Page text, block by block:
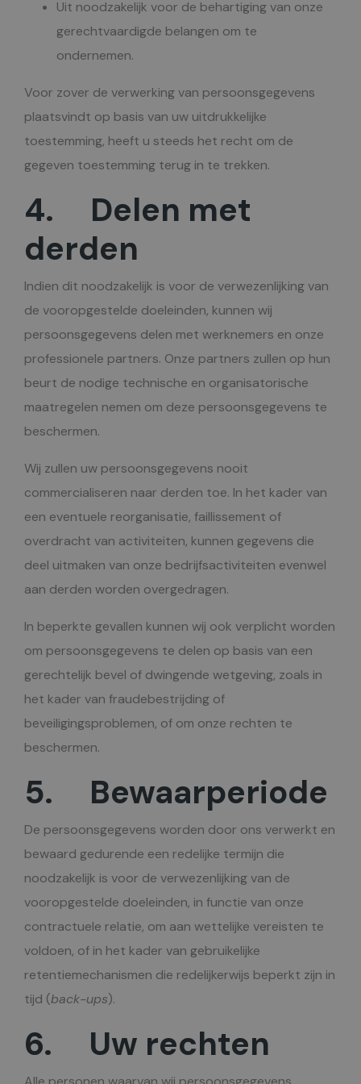
Uit noodzakelijk voor de behartiging van onze
gerechtvaardigde belangen om te
ondernemen.
Voor zover de verwerking van persoonsgegevens
plaatsvindt op basis van uw uitdrukkelijke
toestemming, heeft u steeds het recht om de
gegeven toestemming terug in te trekken.
4. Delen met
derden
Indien dit noodzakelijk is voor de verwezenlijking van
de vooropgestelde doeleinden, kunnen wij
persoonsgegevens delen met werknemers en onze
professionele partners. Onze partners zullen op hun
beurt de nodige technische en organisatorische
maatregelen nemen om deze persoonsgegevens te
beschermen.
Wij zullen uw persoonsgegevens nooit
commercialiseren naar derden toe. In het kader van
een eventuele reorganisatie, faillissement of
overdracht van activiteiten, kunnen gegevens die
deel uitmaken van onze bedrijfsactiviteiten evenwel
aan derden worden overgedragen.
In beperkte gevallen kunnen wij ook verplicht worden
om persoonsgegevens te delen op basis van een
gerechtelijk bevel of dwingende wetgeving, zoals in
het kader van fraudebestrijding of
beveiligingsproblemen, of om onze rechten te
beschermen.
5. Bewaarperiode
De persoonsgegevens worden door ons verwerkt en
bewaard gedurende een redelijke termijn die
noodzakelijk is voor de verwezenlijking van de
vooropgestelde doeleinden, in functie van onze
contractuele relatie, om aan wettelijke vereisten te
voldoen, of in het kader van gebruikelijke
retentiemechanismen die redelijkerwijs beperkt zijn in
tijd (back-ups).
6. Uw rechten